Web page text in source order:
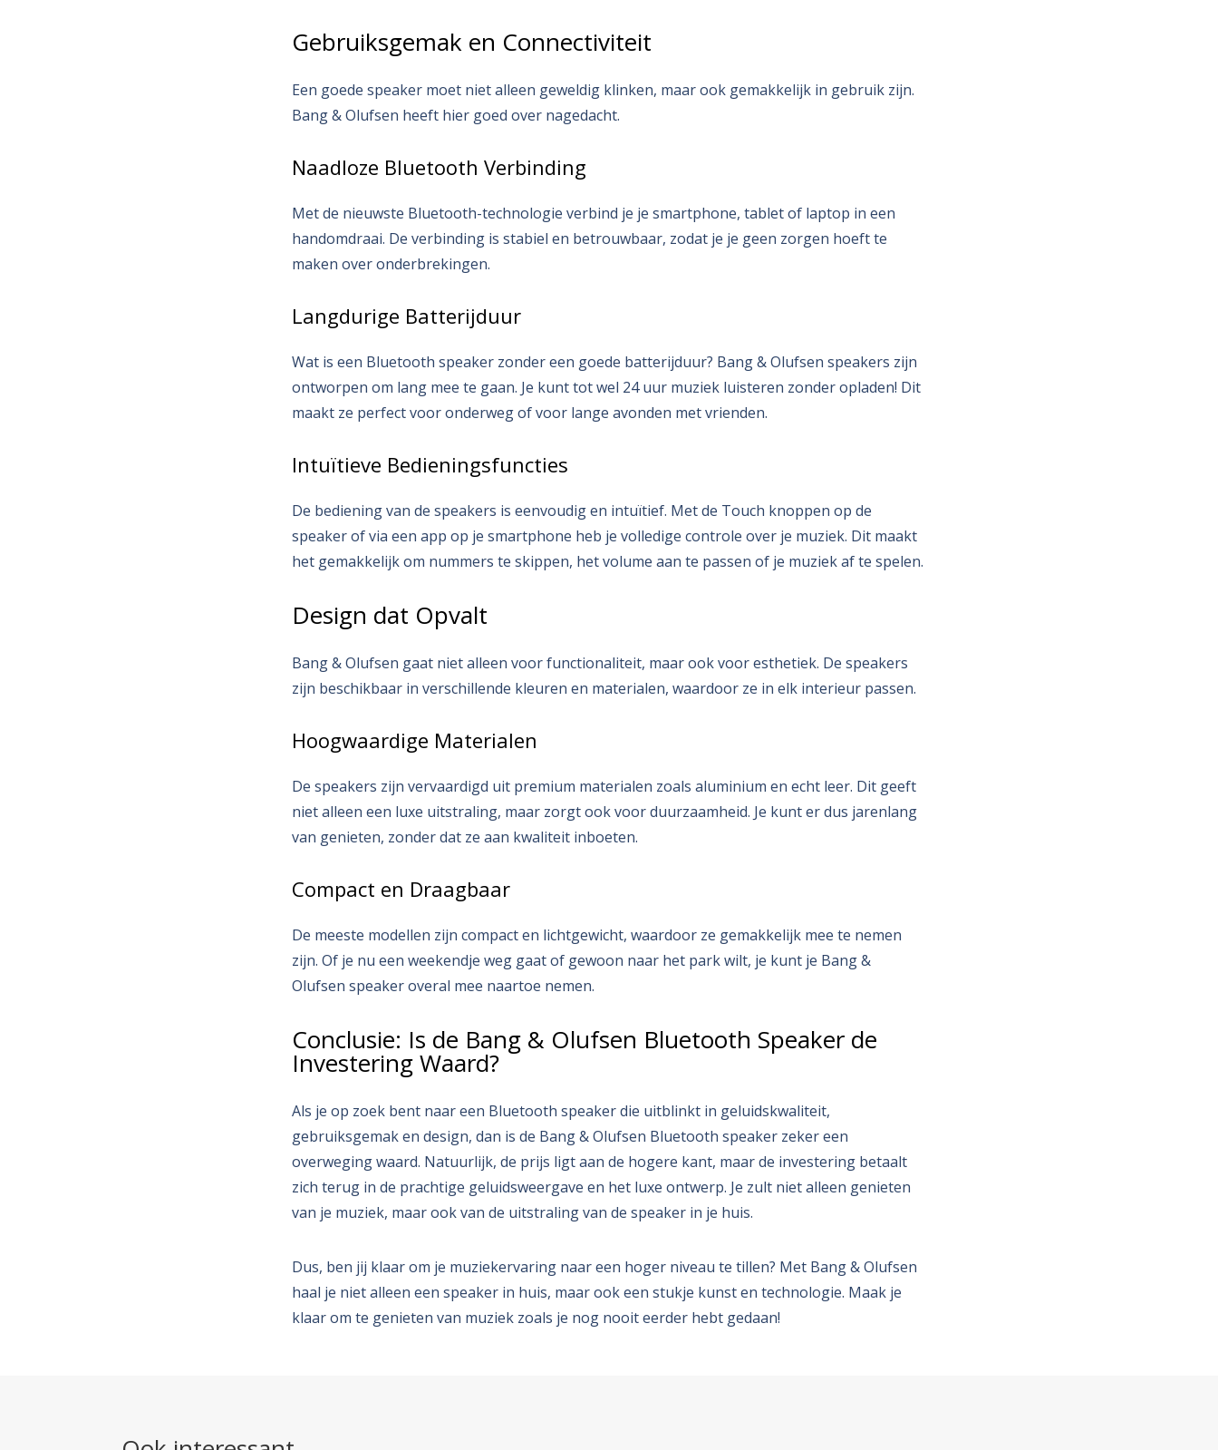
Gebruiksgemak en Connectiviteit
Een goede speaker moet niet alleen geweldig klinken, maar ook gemakkelijk in gebruik zijn.
Bang & Olufsen heeft hier goed over nagedacht.
Naadloze Bluetooth Verbinding
Met de nieuwste Bluetooth-technologie verbind je je smartphone, tablet of laptop in een
handomdraai. De verbinding is stabiel en betrouwbaar, zodat je je geen zorgen hoeft te
maken over onderbrekingen.
Langdurige Batterijduur
Wat is een Bluetooth speaker zonder een goede batterijduur? Bang & Olufsen speakers zijn
ontworpen om lang mee te gaan. Je kunt tot wel 24 uur muziek luisteren zonder opladen! Dit
maakt ze perfect voor onderweg of voor lange avonden met vrienden.
Intuïtieve Bedieningsfuncties
De bediening van de speakers is eenvoudig en intuïtief. Met de Touch knoppen op de
speaker of via een app op je smartphone heb je volledige controle over je muziek. Dit maakt
het gemakkelijk om nummers te skippen, het volume aan te passen of je muziek af te spelen.
Design dat Opvalt
Bang & Olufsen gaat niet alleen voor functionaliteit, maar ook voor esthetiek. De speakers
zijn beschikbaar in verschillende kleuren en materialen, waardoor ze in elk interieur passen.
Hoogwaardige Materialen
De speakers zijn vervaardigd uit premium materialen zoals aluminium en echt leer. Dit geeft
niet alleen een luxe uitstraling, maar zorgt ook voor duurzaamheid. Je kunt er dus jarenlang
van genieten, zonder dat ze aan kwaliteit inboeten.
Compact en Draagbaar
De meeste modellen zijn compact en lichtgewicht, waardoor ze gemakkelijk mee te nemen
zijn. Of je nu een weekendje weg gaat of gewoon naar het park wilt, je kunt je Bang &
Olufsen speaker overal mee naartoe nemen.
Conclusie: Is de Bang & Olufsen Bluetooth Speaker de
Investering Waard?
Als je op zoek bent naar een Bluetooth speaker die uitblinkt in geluidskwaliteit,
gebruiksgemak en design, dan is de Bang & Olufsen Bluetooth speaker zeker een
overweging waard. Natuurlijk, de prijs ligt aan de hogere kant, maar de investering betaalt
zich terug in de prachtige geluidsweergave en het luxe ontwerp. Je zult niet alleen genieten
van je muziek, maar ook van de uitstraling van de speaker in je huis.
Dus, ben jij klaar om je muziekervaring naar een hoger niveau te tillen? Met Bang & Olufsen
haal je niet alleen een speaker in huis, maar ook een stukje kunst en technologie. Maak je
klaar om te genieten van muziek zoals je nog nooit eerder hebt gedaan!